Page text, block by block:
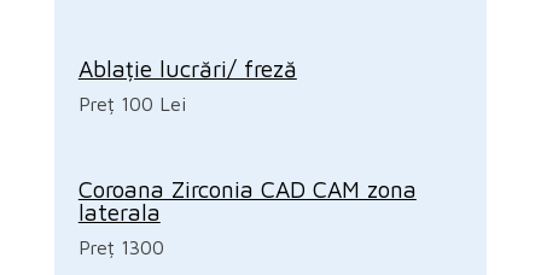
Ablație lucrări/ freză
Preț 100 Lei
Coroana Zirconia CAD CAM zona
laterala
Preț 1300